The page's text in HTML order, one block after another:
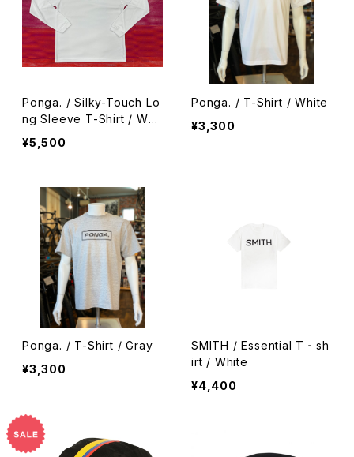
Ponga. / Silky-Touch Lo
ng Sleeve T-Shirt / Whit
e
¥5,500
Ponga. / T-Shirt / White
¥3,300
Ponga. / T-Shirt / Gray
¥3,300
SMITH / Essential T‐sh
irt / White
¥4,400